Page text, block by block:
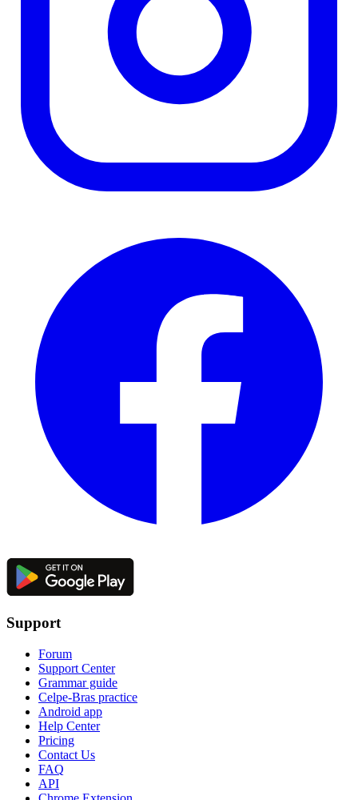
Support
Forum
Support Center
Grammar guide
Celpe-Bras practice
Android app
Help Center
Pricing
Contact Us
FAQ
API